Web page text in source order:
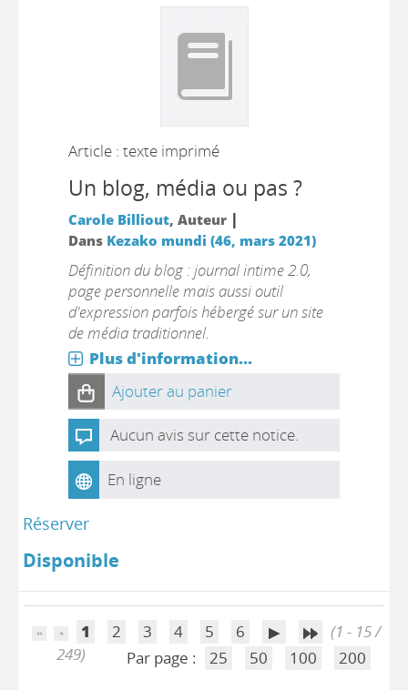
Article : texte imprimé
Un blog, média ou pas ?
Carole Billiout, Auteur |
Dans Kezako mundi (46, mars 2021)
Définition du blog : journal intime 2.0,
page personnelle mais aussi outil
d'expression parfois hébergé sur un site
de média traditionnel.
Plus d'information...
Ajouter au panier
Aucun avis sur cette notice.
En ligne
Réserver
Disponible
1 2 3 4 5 6
(1 - 15 /
249)
Par page : 25 50 100 200